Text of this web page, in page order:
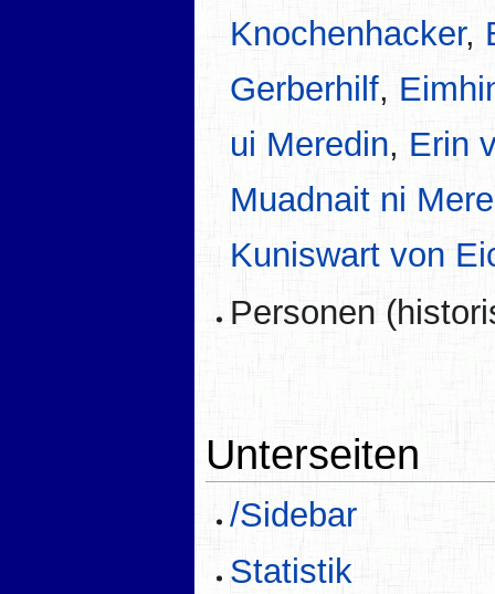
Knochenhacker,
Gerberhilf,
ui Meredin, Erin
Muadnait ni
Kuniswart von
Personen
Unterseiten
/Sidebar
Statistik